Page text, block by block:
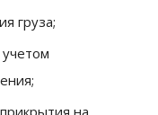
груза;
на